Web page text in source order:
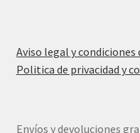
Aviso legal y condiciones
Politica de privacidad y
Envíos y devoluciones